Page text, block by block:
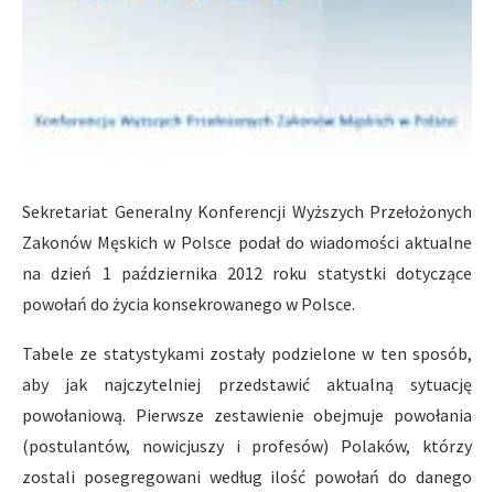
Sekretariat Generalny Konferencji Wyższych Przełożonych
Zakonów Męskich w Polsce podał do wiadomości aktualne
na dzień 1 października 2012 roku statystki dotyczące
powołań do życia konsekrowanego w Polsce.
Tabele ze statystykami zostały podzielone w ten sposób,
aby jak najczytelniej przedstawić aktualną sytuację
powołaniową. Pierwsze zestawienie obejmuje powołania
(postulantów, nowicjuszy i profesów) Polaków, którzy
zostali posegregowani według ilość powołań do danego